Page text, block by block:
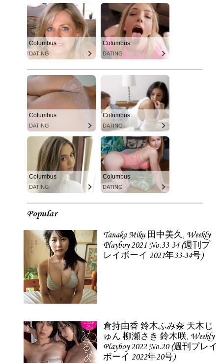
Columbus
DATING
Columbus
DATING
Columbus
DATING
Columbus
DATING
Columbus
DATING
Columbus
DATING
Popular
Tanaka Miku 田中美久, Weekly
Playboy 2021 No.33-34 (週刊プ
レイボーイ 2021年33-34号)
倉持由香 鈴木ふみ奈 天木じ
ゅん 柳瀬さき 鈴木咲, Weekly
Playboy 2022 No.20 (週刊プレイ
ボーイ 2022年20号)